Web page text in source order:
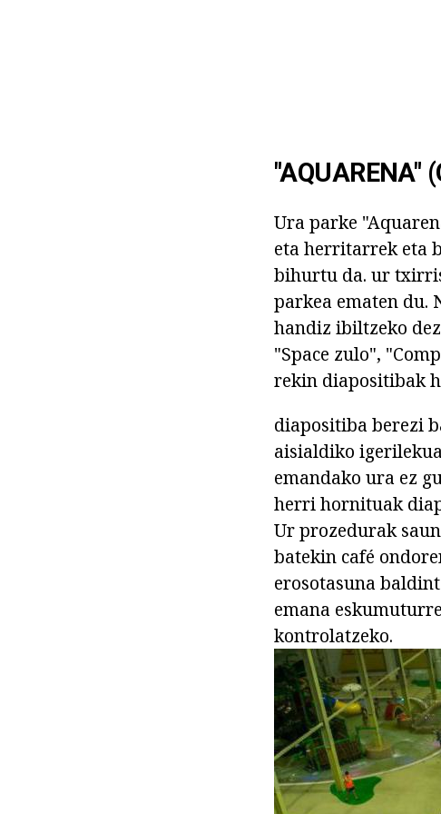
"AQUARENA"
Ura parke
eta herritarrek eta
bihurtu da. ur
parkea ematen du.
handiz ibiltzeko
"Space zulo",
rekin diapositibak
diapositiba berezi
aisialdiko
emandako ura ez
herri hornituak
Ur prozedurak
batekin café
erosotasuna
emana
kontrolatzeko.